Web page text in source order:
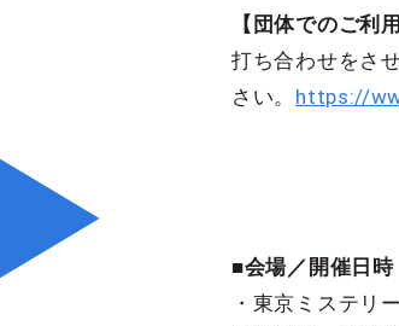
【団体でのご利
打ち合わせをさ
さい。 https://
■会場／開催日時
・東京ミステ